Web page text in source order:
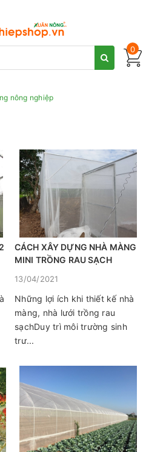
0
nông nghiệp
CÁCH XÂY DỰNG NHÀ MÀNG
MINI TRỒNG RAU SẠCH
13/04/2021
Những lợi ích khi thiết kế nhà
màng, nhà lưới trồng rau
sạchDuy trì môi trường sinh
trư...